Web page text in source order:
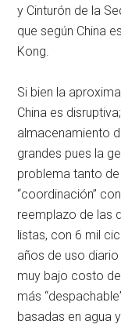
y Cinturón de la
que según China
Kong.
Si bien la
China es
almacenamiento
grandes pues la
problema tanto
“coordinación”
reemplazo de las
listas, con 6 mil
años de uso
muy bajo costo
más
basadas en agua